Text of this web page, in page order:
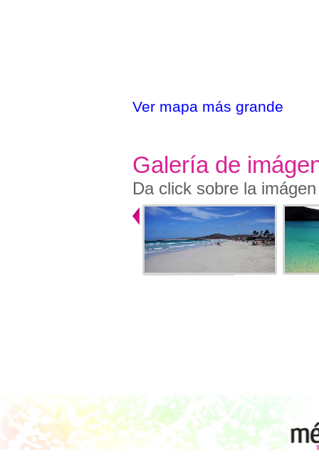
Ver mapa más grande
Galería de
Da click sobre la